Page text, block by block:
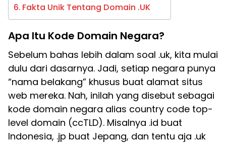
Fakta Unik Tentang Domain .UK
Apa Itu Kode Domain Negara?
Sebelum bahas lebih dalam soal .uk, kita mulai
dulu dari dasarnya. Jadi, setiap negara punya
“nama belakang” khusus buat alamat situs
web mereka. Nah, inilah yang disebut sebagai
kode domain negara alias country code top-
level domain (ccTLD). Misalnya .id buat
Indonesia, .jp buat Jepang, dan tentu aja .uk